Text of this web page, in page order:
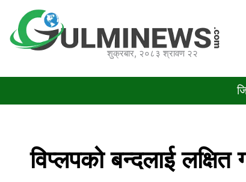
content
शुक्रबार, २०८३ श्रावण २२
विप्लपको बन्दलाई लक्षित